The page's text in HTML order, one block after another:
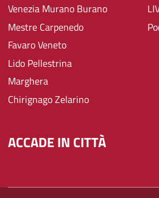
Venezia Murano Burano
Mestre Carpenedo
Favaro Veneto
Lido Pellestrina
Marghera
Chirignago Zelarino
ACCADE IN CITTÀ